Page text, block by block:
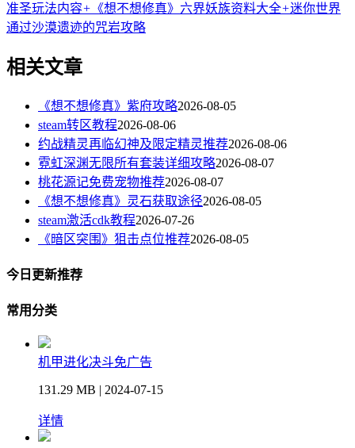
准圣玩法内容+ 《想不想修真》六界妖族资料大全+迷你世界
通过沙漠遗迹的咒岩攻略
相关文章
《想不想修真》紫府攻略2026-08-05
steam转区教程2026-08-06
约战精灵再临幻神及限定精灵推荐2026-08-06
霓虹深渊无限所有套装详细攻略2026-08-07
桃花源记免费宠物推荐2026-08-07
《想不想修真》灵石获取途径2026-08-05
steam激活cdk教程2026-07-26
《暗区突围》狙击点位推荐2026-08-05
今日更新推荐
常用分类
机甲进化决斗免广告
131.29 MB | 2024-07-15
详情